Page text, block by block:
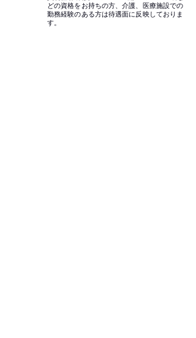
どの資格をお持ちの方、介護、医療施設での
勤務経験のある方は待遇面に反映しておりま
す。